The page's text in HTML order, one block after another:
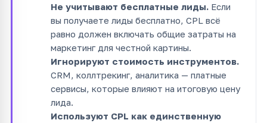
Не учитывают бесплатные лиды. Если
вы получаете лиды бесплатно, CPL всё
равно должен включать общие затраты на
маркетинг для честной картины.
Игнорируют стоимость инструментов.
CRM, коллтрекинг, аналитика — платные
сервисы, которые влияют на итоговую цену
лида.
Используют CPL как единственную